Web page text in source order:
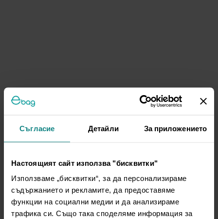
Съгласие Детайли За приложението
Настоящият сайт използва "бисквитки"
Използваме „бисквитки“, за да персонализираме
съдържанието и рекламите, да предоставяме
функции на социални медии и да анализираме
трафика си. Също така споделяме информация за